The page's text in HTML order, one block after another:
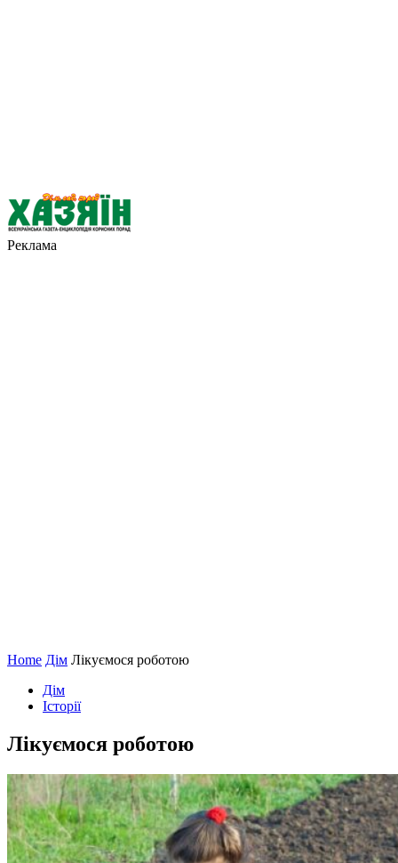
Реклама
Home Дім Лікуємося роботою
Дім
Історії
Лікуємося роботою